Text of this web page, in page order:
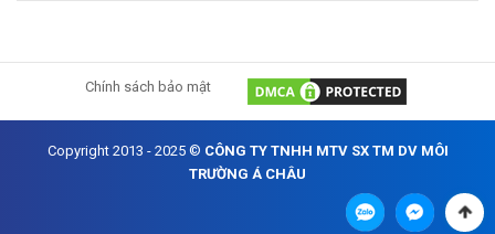
Chính sách bảo mật
Copyright 2013 - 2025 © CÔNG TY TNHH MTV SX TM DV MÔI
TRƯỜNG Á CHÂU